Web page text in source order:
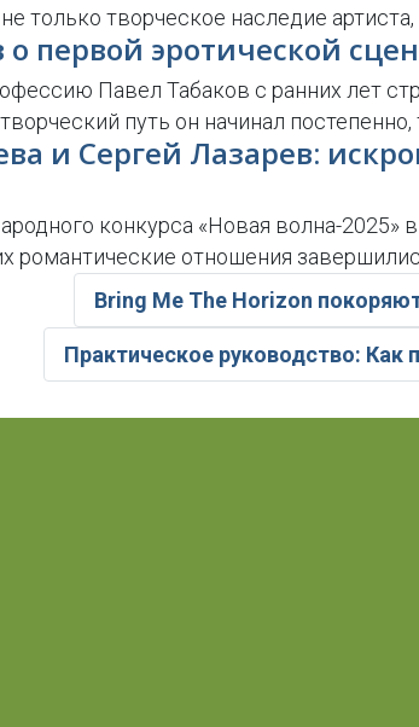
только творческое наследие артиста,
о первой эротической
Павел Табаков с ранних лет
путь он начинал постепенно,
и Сергей Лазарев:
конкурса «Новая волна-2025»
романтические отношения
Bring Me The Horizon
Практическое руководство: